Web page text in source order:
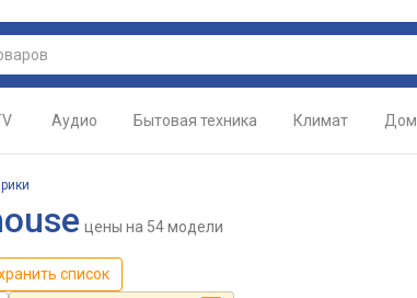
Аудио Бытовая техника Климат Дом
цены на 54 модели
список